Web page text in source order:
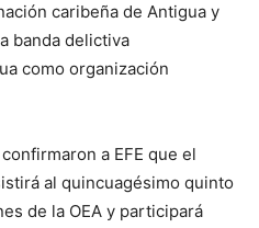
caribeña de Antigua y
banda delictiva
como organización
a EFE que el
al quincuagésimo quinto
de la OEA y participará